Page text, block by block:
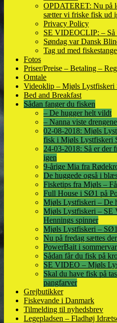
OPDATERET: Nu på
sætter vi friske fisk ud
Privacy Policy
SE VIDEOCLIP: – Så
Søndag var Dansk
Tag ud med
Fotos
Priser/Preise – Betaling –
Omtale
Videoklip – Mjøls Lystfiskeri
Bed and Breakfast
Sådan fanger du fisken
– De hugger helt vildt
– Nanna viste
02-08-2018: Mjøls
fisk i Mjøls Lystfiskeri
24-03-2018: Så er der
igen
9-årige Mia fra
De huggede også i
Fisketips fra Mjøls –
Full House i SØ1 på
Mjøls Lystfiskeri – De
Mjøls Lystfiskeri – SE
Hennings spinner
Mjøls Lystfiskeri –
Nu på fredag sættes
PowerBait i
Sådan får du fisk på
SE VIDEO – Mjøls
Skal du have fisk på
pangfarver
Grejbutikker
Fiskevande i Danmark
Tilmelding til nyhedsbrev
Legepladsen – Fladhøj